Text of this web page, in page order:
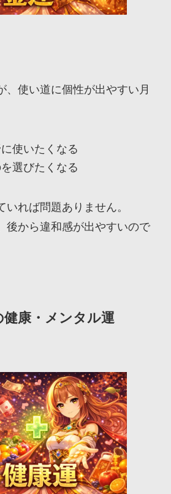
、使い道に個性が出やすい月
使いたくなる
選びたくなる
いれば問題ありません。
後から違和感が出やすいので
健康・メンタル運